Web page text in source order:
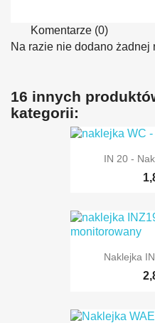
Komentarze (0)
Na razie nie dodano żadnej
16 innych
kategorii:
IN 20 -
Naklejka